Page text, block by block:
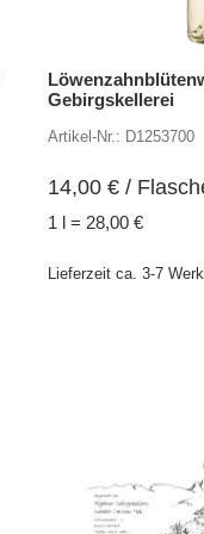
Gebirgskellerei
Artikel-Nr.: D1253700
14,00 € /
1 l = 28,00 €
Lieferzeit ca. 3-7